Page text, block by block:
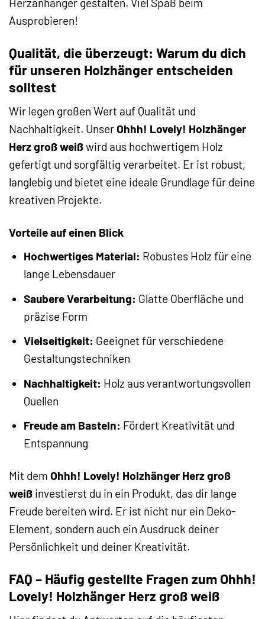
Ausprobieren!
Qualität, die überzeugt: Warum du dich
für unseren Holzhänger entscheiden
solltest
Wir legen großen Wert auf Qualität und
Nachhaltigkeit. UnserOhhh! Lovely! Holzhänger
Herz groß weißwird aus hochwertigem Holz
gefertigt und sorgfältig verarbeitet. Er ist robust,
langlebig und bietet eine ideale Grundlage für deine
kreativen Projekte.
Vorteile auf einen Blick
Hochwertiges Material: Robustes Holz für eine
lange Lebensdauer
Saubere Verarbeitung: Glatte Oberfläche und
präzise Form
Vielseitigkeit: Geeignet für verschiedene
Gestaltungstechniken
Nachhaltigkeit: Holz aus verantwortungsvollen
Quellen
Freude am Basteln: Fördert Kreativität und
Entspannung
Mit dem Ohhh! Lovely! Holzhänger Herz groß
weiß investierst du in ein Produkt, das dir lange
Freude bereiten wird. Er ist nicht nur ein Deko-
Element, sondern auch ein Ausdruck deiner
Persönlichkeit und deiner Kreativität.
FAQ – Häufig gestellte Fragen zum Ohhh!
Lovely! Holzhänger Herz groß weiß